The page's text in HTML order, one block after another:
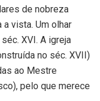
de nobreza
vista. Um olhar
XVI. A igreja
no séc. XVII)
ao Mestre
pelo que merece